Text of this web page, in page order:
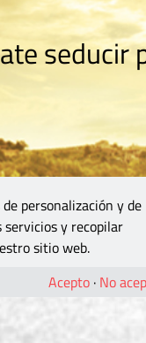
seducir
personalización y de
y recopilar
sitio web.
Acepto · No